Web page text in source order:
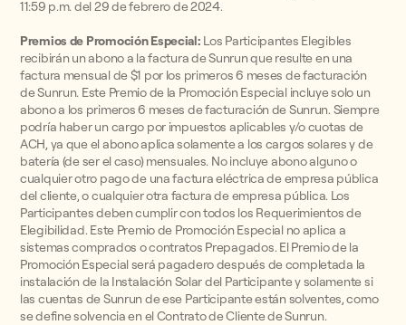
11:59 p.m. del 29 de febrero de 2024.
Premios de Promoción Especial: Los Participantes Elegibles
recibirán un abono a la factura de Sunrun que resulte en una
factura mensual de $1 por los primeros 6 meses de facturación
de Sunrun. Este Premio de la Promoción Especial incluye solo un
abono a los primeros 6 meses de facturación de Sunrun. Siempre
podría haber un cargo por impuestos aplicables y/o cuotas de
ACH, ya que el abono aplica solamente a los cargos solares y de
batería (de ser el caso) mensuales. No incluye abono alguno o
cualquier otro pago de una factura eléctrica de empresa pública
del cliente, o cualquier otra factura de empresa pública. Los
Participantes deben cumplir con todos los Requerimientos de
Elegibilidad. Este Premio de Promoción Especial no aplica a
sistemas comprados o contratos Prepagados. El Premio de la
Promoción Especial será pagadero después de completada la
instalación de la Instalación Solar del Participante y solamente si
las cuentas de Sunrun de ese Participante están solventes, como
se define solvencia en el Contrato de Cliente de Sunrun.